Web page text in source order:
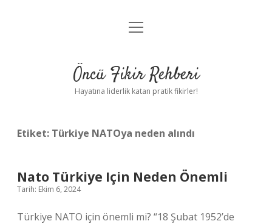
Anasayfa
Yasal Uyarı
menüyü
Öncü Fikir Rehberi
Hayatına liderlik katan pratik fikirler!
Etiket: Türkiye NATOya neden alındı
Nato Türkiye Için Neden Önemli
Tarih: Ekim 6, 2024
Türkiye NATO için önemli mi? “18 Şubat 1952’de